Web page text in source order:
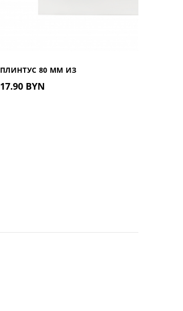
ПЛИНТУС 80 ММ ИЗ
ДЮРОПОЛИМЕРА UHD 01/80, 2.4М
17.90 BYN